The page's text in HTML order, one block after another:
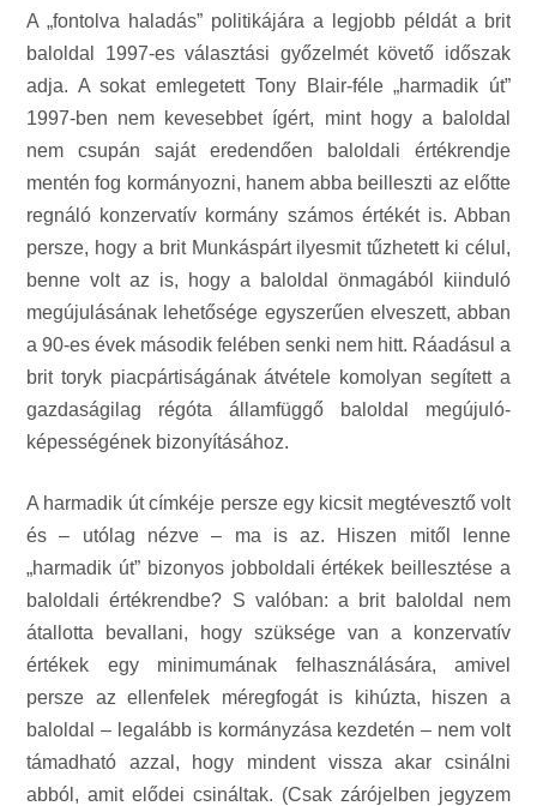
A „fontolva haladás” politikájára a legjobb példát a brit
baloldal 1997-es választási győzelmét követő időszak
adja. A sokat emlegetett Tony Blair-féle „harmadik út”
1997-ben nem kevesebbet ígért, mint hogy a baloldal
nem csupán saját eredendően baloldali értékrendje
mentén fog kormányozni, hanem abba beilleszti az előtte
regnáló konzervatív kormány számos értékét is. Abban
persze, hogy a brit Munkáspárt ilyesmit tűzhetett ki célul,
benne volt az is, hogy a baloldal önmagából kiinduló
megújulásának lehetősége egyszerűen elveszett, abban
a 90-es évek második felében senki nem hitt. Ráadásul a
brit toryk piacpártiságának átvétele komolyan segített a
gazdaságilag régóta államfüggő baloldal megújuló-
képességének bizonyításához.
A harmadik út címkéje persze egy kicsit megtévesztő volt
és – utólag nézve – ma is az. Hiszen mitől lenne
„harmadik út” bizonyos jobboldali értékek beillesztése a
baloldali értékrendbe? S valóban: a brit baloldal nem
átallotta bevallani, hogy szüksége van a konzervatív
értékek egy minimumának felhasználására, amivel
persze az ellenfelek méregfogát is kihúzta, hiszen a
baloldal – legalább is kormányzása kezdetén – nem volt
támadható azzal, hogy mindent vissza akar csinálni
abból, amit elődei csináltak. (Csak zárójelben jegyzem